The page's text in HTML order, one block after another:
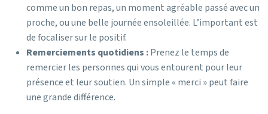
comme un bon repas, un moment agréable passé avec un
proche, ou une belle journée ensoleillée. L’important est
de focaliser sur le positif.
Remerciements quotidiens :Prenez le temps de
remercier les personnes qui vous entourent pour leur
présence et leur soutien. Un simple « merci » peut faire
une grande différence.